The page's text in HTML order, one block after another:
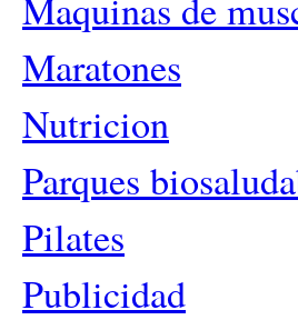
Maratones
Nutricion
Parques
Pilates
Publicidad